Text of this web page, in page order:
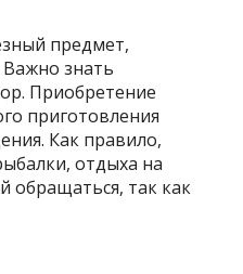
предмет,
знать
Приобретение
приготовления
Как правило,
отдыха на
обращаться, так как